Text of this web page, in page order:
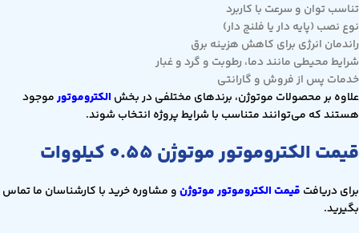
تناسب توان و سرعت با کاربرد
نوع نصب (پایه دار یا فلنج دار)
راندمان انرژی برای کاهش هزینه برق
شرایط محیطی مانند دما، رطوبت و گرد و غبار
خدمات پس از فروش و گارانتی
علاوه بر محصولات موتوژن، برندهای مختلفی در بخش الکتروموتورموجود
هستند که می‌توانند متناسب با شرایط پروژه انتخاب شوند.
قیمت الکتروموتور موتوژن 0.55 کیلووات
برای دریافت قیمت الکتروموتور موتوژنو مشاوره خرید با کارشناسان ما تماس
بگیرید.